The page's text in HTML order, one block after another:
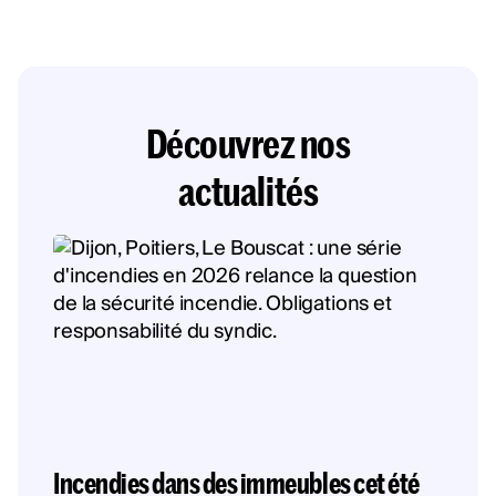
Découvrez nos
actualités
Incendies dans des immeubles cet été